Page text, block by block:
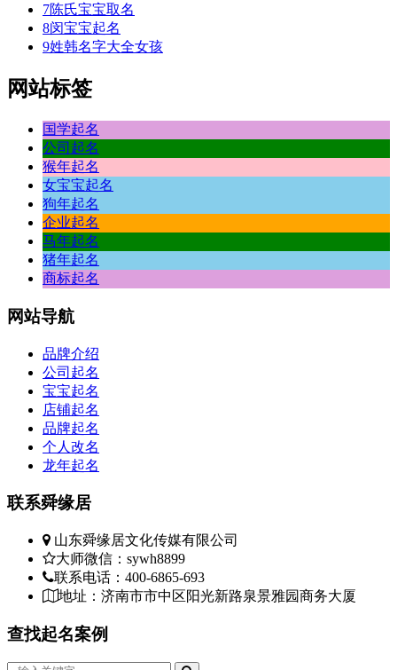
7陈氏宝宝取名
8闵宝宝起名
9姓韩名字大全女孩
网站标签
国学起名
公司起名
猴年起名
女宝宝起名
狗年起名
企业起名
马年起名
猪年起名
商标起名
网站导航
品牌介绍
公司起名
宝宝起名
店铺起名
品牌起名
个人改名
龙年起名
联系舜缘居
山东舜缘居文化传媒有限公司
大师微信：sywh8899
联系电话：400-6865-693
地址：济南市市中区阳光新路泉景雅园商务大厦
查找起名案例